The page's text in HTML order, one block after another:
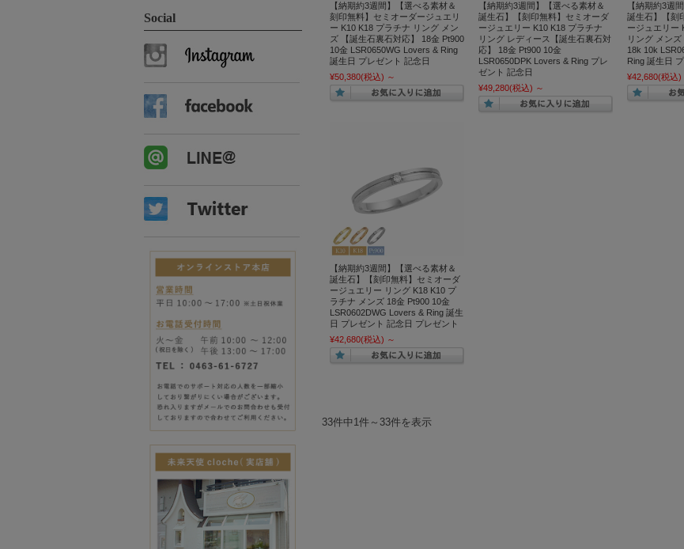
【納期約3週間】【選べる素材＆
刻印無料】セミオーダージュエリ
ー K10 K18 プラチナ リング メン
ズ 【誕生石裏石対応】 18金 Pt900
10金 LSR0650WG Lovers & Ring
誕生日 プレゼント 記念日
¥50,380(税込) ～
【納期約3週間】【選べる素材＆
誕生石】【刻印無料】セミオーダ
ージュエリー K10 K18 プラチナ
リング レディース【誕生石裏石対
応】 18金 Pt900 10金
LSR0650DPK Lovers & Ring プレ
ゼント 記念日
¥49,280(税込) ～
【納期約3週
誕生石】【刻
ージュエリー
リング メン
18k 10k
Ring 誕生日
¥42,680(税込)
【納期約3週間】【選べる素材＆
誕生石】【刻印無料】セミオーダ
ージュエリー リング K18 K10 プ
ラチナ メンズ 18金 Pt900 10金
LSR0602DWG Lovers & Ring 誕生
日 プレゼント 記念日 プレゼント
¥42,680(税込) ～
33件中1件～33件を表示
Social